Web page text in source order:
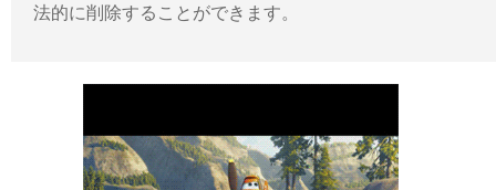
法的に削除することができます。